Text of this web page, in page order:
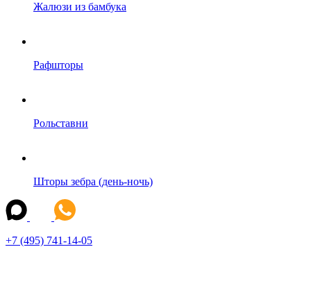
Жалюзи из бамбука
Рафшторы
Рольставни
Шторы зебра (день-ночь)
+7 (495) 741-14-05